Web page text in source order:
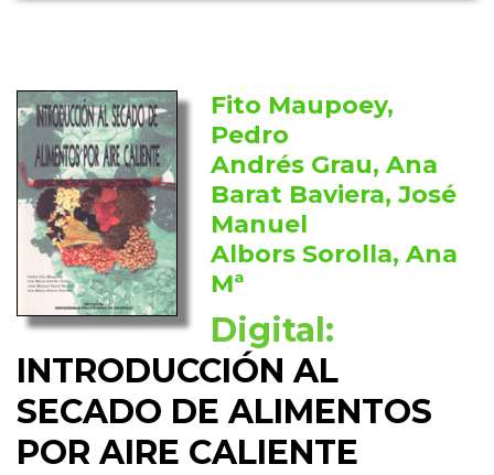
Fito Maupoey,
Pedro
Andrés Grau, Ana
Barat Baviera, José
Manuel
Albors Sorolla, Ana
Mª
Digital:
INTRODUCCIÓN AL
SECADO DE ALIMENTOS
POR AIRE CALIENTE